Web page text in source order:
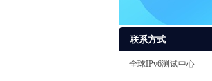
联系方式
全球IPv6测试中心